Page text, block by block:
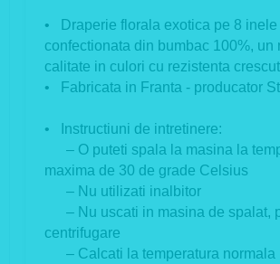
• Draperie florala exotica pe 8 inele
confectionata din bumbac 100%, un
calitate in culori cu rezistenta
• Fabricata in Franta - producator
• Instructiuni de intretinere:
– O puteti spala la masina la
maxima de 30 de grade Celsius
– Nu utilizati inalbitor
– Nu uscati in masina de spalat,
centrifugare
– Calcati la temperatura normala